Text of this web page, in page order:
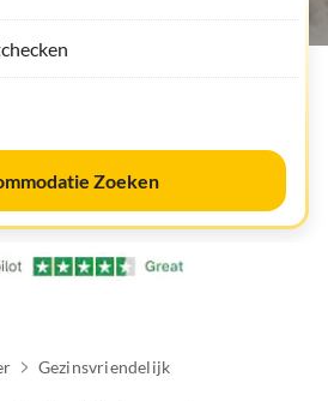
Zoeken
Gezinsvriendelijk